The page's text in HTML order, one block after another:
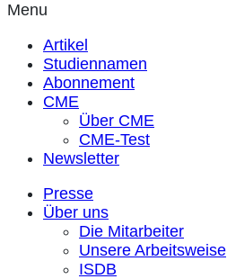
Menu
Artikel
Studiennamen
Abonnement
CME
Über CME
CME-Test
Newsletter
Presse
Über uns
Die Mitarbeiter
Unsere Arbeitsweise
ISDB